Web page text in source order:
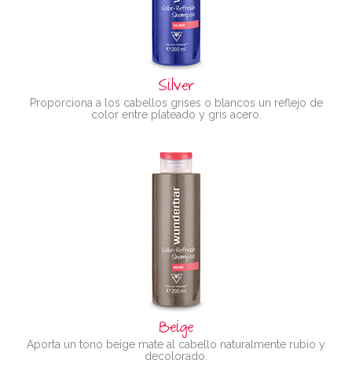
Silver
Proporciona a los cabellos grises o blancos un reflejo de
color entre plateado y gris acero.
Beige
Aporta un tono beige mate al cabello naturalmente rubio y
decolorado.